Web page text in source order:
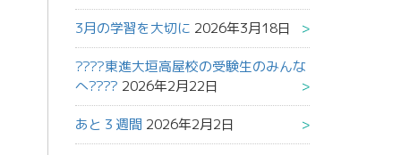
3月の学習を大切に 2026年3月18日
????東進大垣高屋校の受験生のみんな
へ???? 2026年2月22日
あと３週間 2026年2月2日